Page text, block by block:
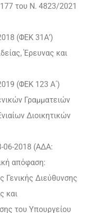
του Ν. 4823/2021
(ΦΕΚ 31Α’)
Έρευνας και
(ΦΕΚ 123 Α΄)
Γραμματειών
Διοικητικών
06-2018 (ΑΔΑ:
απόφαση:
Γενικής Διεύθυνσης
και
του Υπουργείου